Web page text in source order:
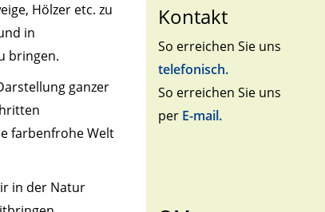
Hölzer etc. zu
in
bringen.
ganzer
farbenfrohe Welt
in der Natur
Kontakt
So erreichen Sie uns
telefonisch.
So erreichen Sie uns
per E-mail.